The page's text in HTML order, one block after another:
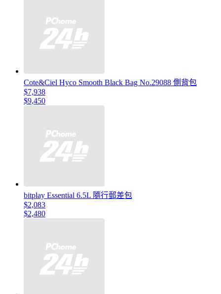
Cote&Ciel Hyco Smooth Black Bag No.29088 側背包
$7,938
$9,450
bitplay Essential 6.5L 隨行郵差包
$2,083
$2,480